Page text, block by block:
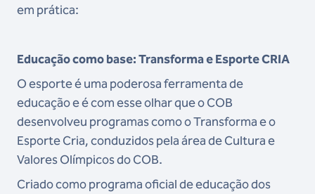
em prática:
Educação como base: Transforma e Esporte CRIA
O esporte é uma poderosa ferramenta de
educação e é com esse olhar que o COB
desenvolveu programas como o Transforma e o
Esporte Cria, conduzidos pela área de Cultura e
Valores Olímpicos do COB.
Criado como programa oficial de educação dos